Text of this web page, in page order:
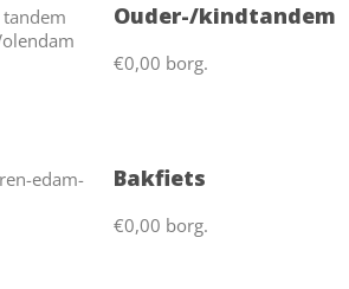
Ouder-/kindtandem
€0,00 borg.
Bakfiets
€0,00 borg.